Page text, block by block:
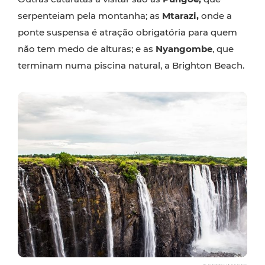
serpenteiam pela montanha; as Mtarazi, onde a
ponte suspensa é atração obrigatória para quem
não tem medo de alturas; e as Nyangombe, que
terminam numa piscina natural, a Brighton Beach.